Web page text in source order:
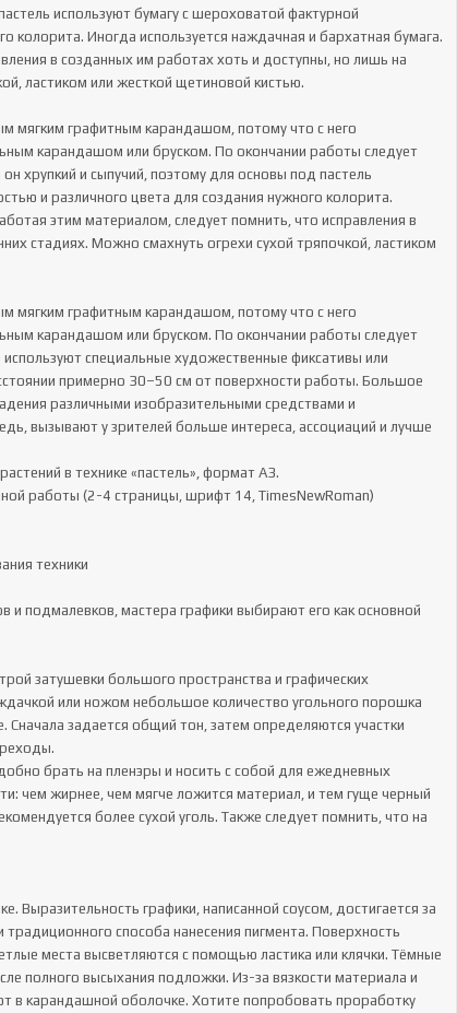
используют бумагу с шероховатой фактурной
колорита. Иногда используется наждачная и бархатная бумага.
в созданных им работах хоть и доступны, но лишь на
ластиком или жесткой щетиновой кистью.
мягким графитным карандашом, потому что с него
карандашом или бруском. По окончании работы следует
хрупкий и сыпучий, поэтому для основы под пастель
и различного цвета для создания нужного колорита.
этим материалом, следует помнить, что исправления в
стадиях. Можно смахнуть огрехи сухой тряпочкой, ластиком
мягким графитным карандашом, потому что с него
карандашом или бруском. По окончании работы следует
специальные художественные фиксативы или
примерно 30–50 см от поверхности работы. Большое
различными изобразительными средствами и
вызывают у зрителей больше интереса, ассоциаций и лучше
в технике «пастель», формат А3.
работы (2-4 страницы, шрифт 14, TimesNewRoman)
техники
и подмалевков, мастера графики выбирают его как основной
затушевки большого пространства и графических
или ножом небольшое количество угольного порошка
Сначала задается общий тон, затем определяются участки
брать на пленэры и носить с собой для ежедневных
чем жирнее, чем мягче ложится материал, и тем гуще черный
более сухой уголь. Также следует помнить, что на
Выразительность графики, написанной соусом, достигается за
способа нанесения пигмента. Поверхность
места высветляются с помощью ластика или клячки. Тёмные
полного высыхания подложки. Из-за вязкости материала и
в карандашной оболочке. Хотите попробовать проработку